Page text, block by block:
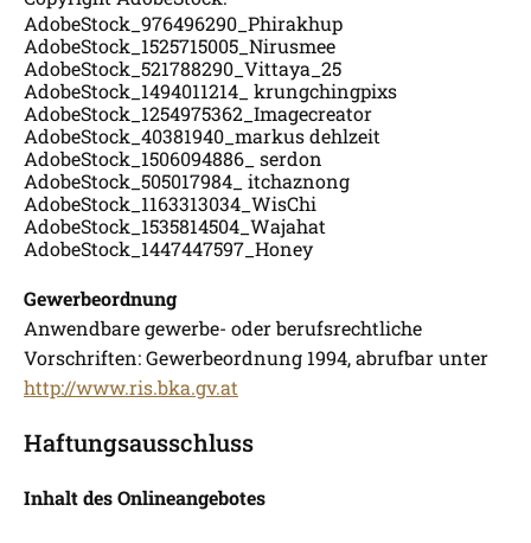
AdobeStock_976496290_Phirakhup
AdobeStock_1525715005_Nirusmee
AdobeStock_521788290_Vittaya_25
AdobeStock_1494011214_ krungchingpixs
AdobeStock_1254975362_Imagecreator
AdobeStock_40381940_markus dehlzeit
AdobeStock_1506094886_ serdon
AdobeStock_505017984_ itchaznong
AdobeStock_1163313034_WisChi
AdobeStock_1535814504_Wajahat
AdobeStock_1447447597_Honey
Gewerbeordnung
Anwendbare gewerbe- oder berufsrechtliche
Vorschriften: Gewerbeordnung 1994, abrufbar unter
http://www.ris.bka.gv.at
Haftungsausschluss
Inhalt des Onlineangebotes